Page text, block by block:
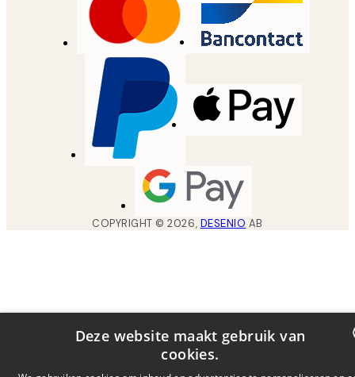
COPYRIGHT ©2026, DESENIO AB
DUTCH
Deze website maakt gebruik van
cookies.